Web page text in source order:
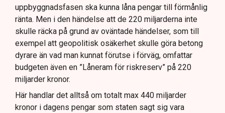
uppbyggnadsfasen ska kunna låna pengar till förmånlig
ränta. Men i den händelse att de 220 miljarderna inte
skulle räcka på grund av oväntade händelser, som till
exempel att geopolitisk osäkerhet skulle göra betong
dyrare än vad man kunnat förutse i förväg, omfattar
budgeten även en ”Låneram för riskreserv” på 220
miljarder kronor.
Här handlar det alltså om totalt max 440 miljarder
kronor i dagens pengar som staten sagt sig vara